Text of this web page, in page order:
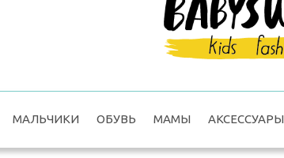
МАЛЬЧИКИ ОБУВЬ МАМЫ АКСЕССУАРЫ